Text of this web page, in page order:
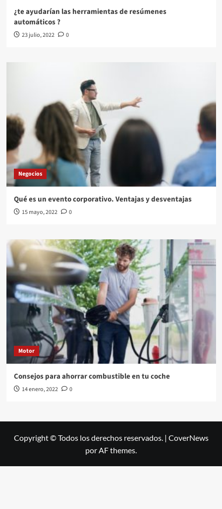
¿te ayudarían las herramientas de resúmenes
automáticos ?
23 julio, 2022 0
Negocios
Qué es un evento corporativo. Ventajas y desventajas
15 mayo, 2022 0
Motor
Consejos para ahorrar combustible en tu coche
14 enero, 2022 0
Copyright © Todos los derechos reservados. | CoverNews
por AF themes.